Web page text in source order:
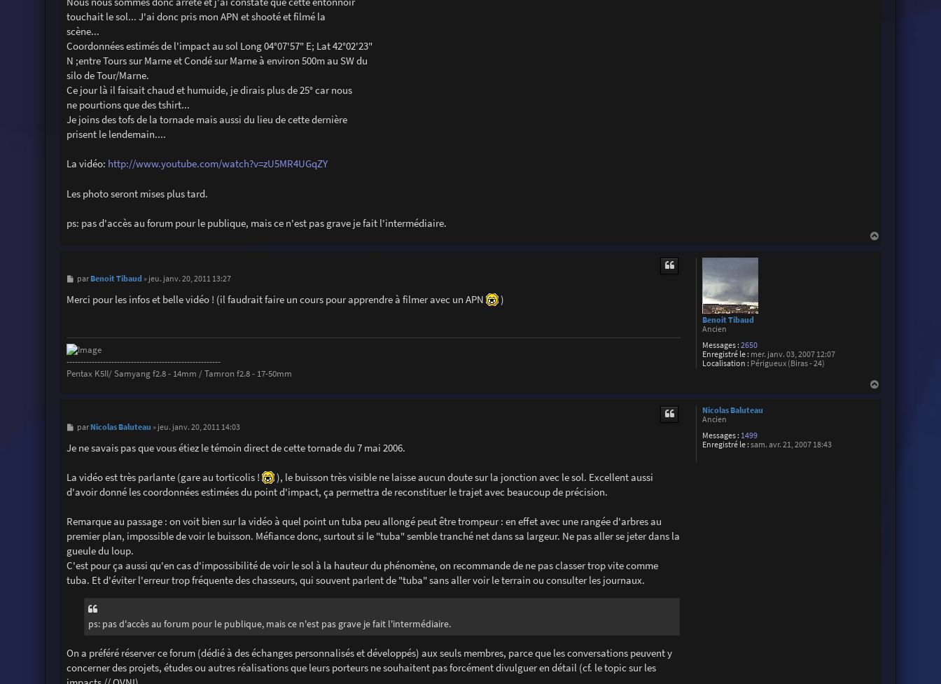
touchait le sol... J'ai donc pris mon APN et shooté et filmé la
scène...
Coordonnées estimés de l'impact au sol Long 04°07'57" E; Lat 42°02'23"
N ;entre Tours sur Marne et Condé sur Marne à environ 500m au SW du
silo de Tour/Marne.
Ce jour là il faisait chaud et humuide, je dirais plus de 25° car nous
ne pourtions que des tshirt...
Je joins des tofs de la tornade mais aussi du lieu de cette dernière
prisent le lendemain....
La vidéo: http://www.youtube.com/watch?v=zU5MR4UGqZY
Les photo seront mises plus tard.
ps: pas d'accès au forum pour le publique, mais ce n'est pas grave je fait l'intermédiaire.
Benoit Tibaud
Ancien
Messages : 2650
Enregistré le : mer. janv. 03, 2007 12:07
Localisation : Périgueux (Biras - 24)
M
s
s
par Benoit Tibaud » jeu. janv. 20, 2011 13:27
Merci pour les infos et belle vidéo ! (il faudrait faire un cours pour apprendre à filmer avec un APN )
-------------------------------------------------------
Pentax K5II/ Samyang f2.8 - 14mm / Tamron f2.8 - 17-50mm
Nicolas Baluteau
Ancien
Messages : 1499
Enregistré le : sam. avr. 21, 2007 18:43
M
s
s
e
par Nicolas Baluteau » jeu. janv. 20, 2011 14:03
Je ne savais pas que vous étiez le témoin direct de cette tornade du 7 mai 2006.
La vidéo est très parlante (gare au torticolis !
), le buisson très visible ne laisse aucun doute sur la jonction avec le sol. Excellent aussi
d'avoir donné les coordonnées estimées du point d'impact, ça permettra de reconstituer le trajet avec beaucoup de précision.
Remarque au passage : on voit bien sur la vidéo à quel point un tuba peu allongé peut être trompeur : en effet avec une rangée d'arbres au
premier plan, impossible de voir le buisson. Méfiance donc, surtout si le "tuba" semble tranché net dans sa largeur. Ne pas aller se jeter dans la
gueule du loup.
C'est pour ça aussi qu'en cas d'impossibilité de voir le sol à la hauteur du phénomène, on recommande de ne pas classer trop vite comme
tuba. Et d'éviter l'erreur trop fréquente des chasseurs, qui souvent parlent de "tuba" sans aller voir le terrain ou consulter les journaux.
ps: pas d'accès au forum pour le publique, mais ce n'est pas grave je fait l'intermédiaire.
On a préféré réserver ce forum (dédié à des échanges personnalisés et développés) aux seuls membres, parce que les conversations peuvent y
concerner des projets, études ou autres réalisations que leurs porteurs ne souhaitent pas forcément divulguer en détail (cf. le topic sur les